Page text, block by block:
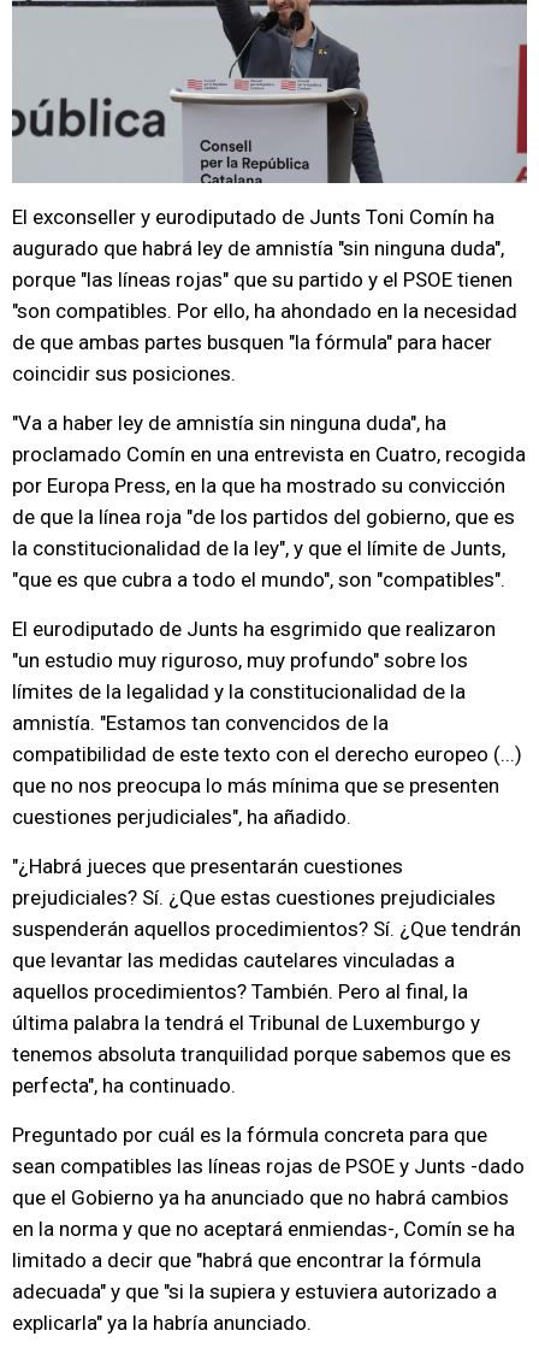
El exconseller y eurodiputado de Junts Toni Comín ha
augurado que habrá ley de amnistía "sin ninguna duda",
porque "las líneas rojas" que su partido y el PSOE tienen
"son compatibles. Por ello, ha ahondado en la necesidad
de que ambas partes busquen "la fórmula" para hacer
coincidir sus posiciones.
"Va a haber ley de amnistía sin ninguna duda", ha
proclamado Comín en una entrevista en Cuatro, recogida
por Europa Press, en la que ha mostrado su convicción
de que la línea roja "de los partidos del gobierno, que es
la constitucionalidad de la ley", y que el límite de Junts,
"que es que cubra a todo el mundo", son "compatibles".
El eurodiputado de Junts ha esgrimido que realizaron
"un estudio muy riguroso, muy profundo" sobre los
límites de la legalidad y la constitucionalidad de la
amnistía. "Estamos tan convencidos de la
compatibilidad de este texto con el derecho europeo (...)
que no nos preocupa lo más mínima que se presenten
cuestiones perjudiciales", ha añadido.
"¿Habrá jueces que presentarán cuestiones
prejudiciales? Sí. ¿Que estas cuestiones prejudiciales
suspenderán aquellos procedimientos? Sí. ¿Que tendrán
que levantar las medidas cautelares vinculadas a
aquellos procedimientos? También. Pero al final, la
última palabra la tendrá el Tribunal de Luxemburgo y
tenemos absoluta tranquilidad porque sabemos que es
perfecta", ha continuado.
Preguntado por cuál es la fórmula concreta para que
sean compatibles las líneas rojas de PSOE y Junts -dado
que el Gobierno ya ha anunciado que no habrá cambios
en la norma y que no aceptará enmiendas-, Comín se ha
limitado a decir que "habrá que encontrar la fórmula
adecuada" y que "si la supiera y estuviera autorizado a
explicarla" ya la habría anunciado.